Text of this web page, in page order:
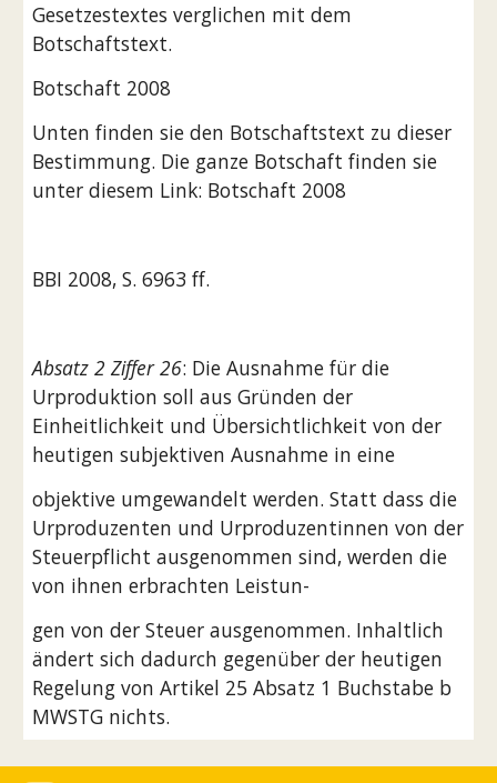
Gesetzestextes verglichen mit dem
Botschaftstext.
Botschaft 2008
Unten finden sie den Botschaftstext zu dieser
Bestimmung. Die ganze Botschaft finden sie
unter diesem Link: Botschaft 2008
BBI 2008, S. 6963 ff.
Absatz 2 Ziffer 26: Die Ausnahme für die
Urproduktion soll aus Gründen der
Einheitlichkeit und Übersichtlichkeit von der
heutigen subjektiven Ausnahme in eine
objektive umgewandelt werden. Statt dass die
Urproduzenten und Urproduzentinnen von der
Steuerpflicht ausgenommen sind, werden die
von ihnen erbrachten Leistun-
gen von der Steuer ausgenommen. Inhaltlich
ändert sich dadurch gegenüber der heutigen
Regelung von Artikel 25 Absatz 1 Buchstabe b
MWSTG nichts.